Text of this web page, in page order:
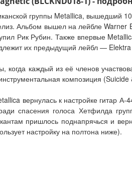
группы Metallica, вышедший
Альбом вышел на лейбле Warner
Рик Рубин. Также впервые
их предыдущий лейбл —
когда каждый из её членов
композиция (Suicide
вернулась к настройке гитар
спасения голоса Хетфилда
пришлось поднапрячься и
настройку на полтона ниже).